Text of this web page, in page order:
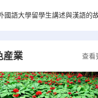
國語大學留學生講述與漢語的
查看
産業